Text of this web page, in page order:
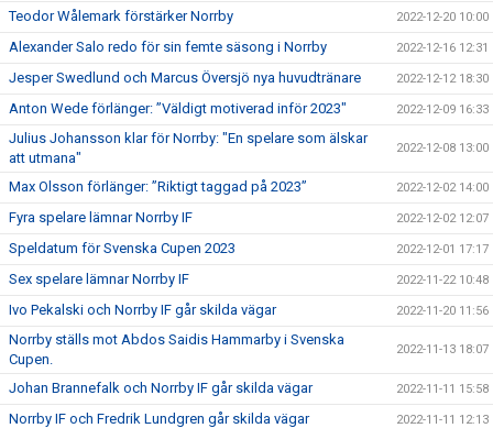
Teodor Wålemark förstärker Norrby 2022-12-20 10:00
Alexander Salo redo för sin femte säsong i Norrby 2022-12-16 12:31
Jesper Swedlund och Marcus Översjö nya huvudtränare 2022-12-12 18:30
Anton Wede förlänger: ”Väldigt motiverad inför 2023" 2022-12-09 16:33
Julius Johansson klar för Norrby: "En spelare som älskar
att utmana"
2022-12-08 13:00
Max Olsson förlänger: ”Riktigt taggad på 2023” 2022-12-02 14:00
Fyra spelare lämnar Norrby IF 2022-12-02 12:07
Speldatum för Svenska Cupen 2023 2022-12-01 17:17
Sex spelare lämnar Norrby IF 2022-11-22 10:48
Ivo Pekalski och Norrby IF går skilda vägar 2022-11-20 11:56
Norrby ställs mot Abdos Saidis Hammarby i Svenska
Cupen.
2022-11-13 18:07
Johan Brannefalk och Norrby IF går skilda vägar 2022-11-11 15:58
Norrby IF och Fredrik Lundgren går skilda vägar 2022-11-11 12:13